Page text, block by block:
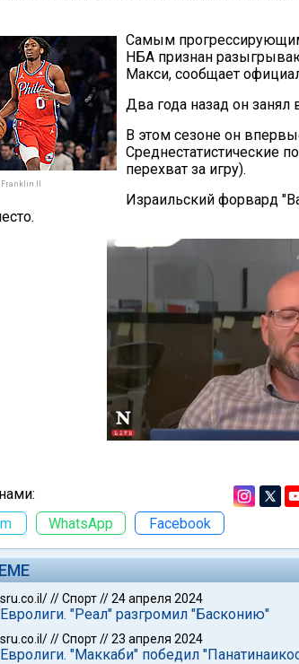
II
Самым
НБА признан
Макси, сообщает
Два года назад он занял
В этом сезоне он
Среднестатистические
перехват за игру).
Израильский форвард
WhatsApp Facebook
//Спорт//24 апреля 2024
"Реал" разгромил "Басконию"
//Спорт//23 апреля 2024
"Маккаби" победил